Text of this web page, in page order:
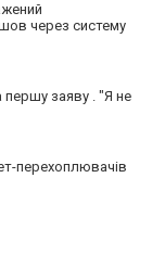
через систему
першу заяву . "Я не
перехоплювачів